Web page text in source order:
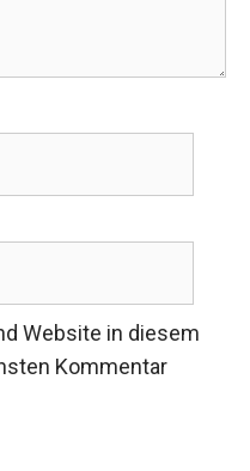
Website in diesem
Kommentar